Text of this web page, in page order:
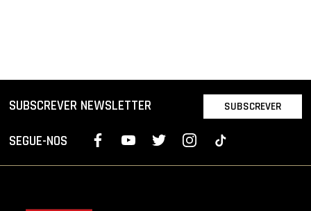
SUBSCREVER NEWSLETTER SUBSCREVER
SEGUE-NOS